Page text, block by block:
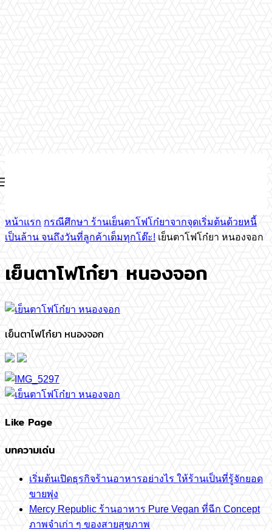
หน้าแรก กรณีศึกษา ร้านเย็นตาโฟโก๋ยาจากจุดเริ่มต้นด้วยหนี้
เป็นล้าน จนถึงวันที่ลูกค้าเต็มทุกโต๊ะ! เย็นตาโฟโก๋ยา หนองจอก
เย็นตาโฟโก๋ยา หนองจอก
เย็นตาโฟโก๋ยา หนองจอก
Like Page
บทความเด่น
เริ่มต้นเปิดธุรกิจร้านอาหารอย่างไร ให้ร้านเป็นที่รู้จักยอด
ขายพุ่ง
Mercy Republic ร้านอาหาร Pure Vegan ที่ฉีก Concept
ภาพจำเก่า ๆ ของสายสุขภาพ